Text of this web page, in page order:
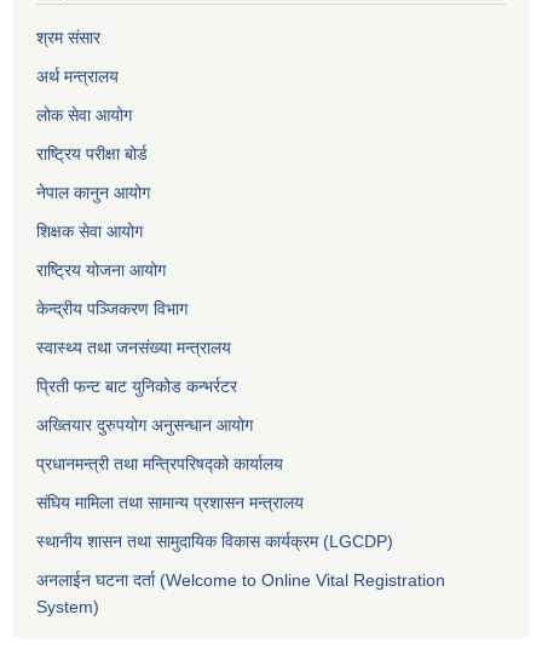
श्रम संसार
अर्थ मन्त्रालय
लोक सेवा आयोग
राष्ट्रिय परीक्षा बोर्ड
नेपाल कानुन आयोग
शिक्षक सेवा आयोग
राष्ट्रिय योजना आयोग
केन्द्रीय पञ्जिकरण विभाग
स्वास्थ्य तथा जनसंख्या मन्त्रालय
प्रिती फन्ट बाट युनिकोड कन्भर्रटर
अख्तियार दुरुपयोग अनुसन्धान आयोग
प्रधानमन्त्री तथा मन्त्रिपरिषद्को कार्यालय
संघिय मामिला तथा सामान्य प्रशासन मन्त्रालय
स्थानीय शासन तथा सामुदायिक विकास कार्यक्रम (LGCDP)
अनलाईन घटना दर्ता (Welcome to Online Vital Registration
System)